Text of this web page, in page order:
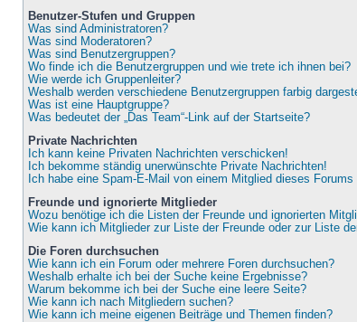
Benutzer-Stufen und Gruppen
Was sind Administratoren?
Was sind Moderatoren?
Was sind Benutzergruppen?
Wo finde ich die Benutzergruppen und wie trete ich ihnen bei?
Wie werde ich Gruppenleiter?
Weshalb werden verschiedene Benutzergruppen farbig
Was ist eine Hauptgruppe?
Was bedeutet der „Das Team“-Link auf der Startseite?
Private Nachrichten
Ich kann keine Privaten Nachrichten verschicken!
Ich bekomme ständig unerwünschte Private Nachrichten!
Ich habe eine Spam-E-Mail von einem Mitglied dieses Forums
Freunde und ignorierte Mitglieder
Wozu benötige ich die Listen der Freunde und ignorierten
Wie kann ich Mitglieder zur Liste der Freunde oder zur Liste
Die Foren durchsuchen
Wie kann ich ein Forum oder mehrere Foren durchsuchen?
Weshalb erhalte ich bei der Suche keine Ergebnisse?
Warum bekomme ich bei der Suche eine leere Seite?
Wie kann ich nach Mitgliedern suchen?
Wie kann ich meine eigenen Beiträge und Themen finden?